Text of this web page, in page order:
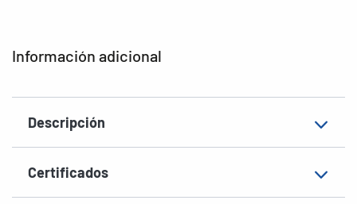
Información adicional
Descripción
Certificados
Gramaje
Superficie mate